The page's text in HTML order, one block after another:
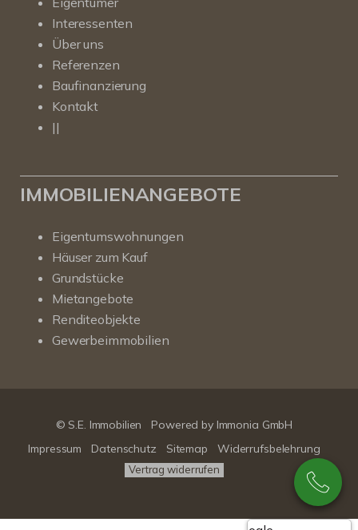
Interessenten
Über uns
Referenzen
Baufinanzierung
Kontakt
||
IMMOBILIENANGEBOTE
Eigentumswohnungen
Häuser zum Kauf
Grundstücke
Mietangebote
Renditeobjekte
Gewerbeimmobilien
© S.E. Immobilien Powered by Immonia GmbH
Impressum
Datenschutz Sitemap Widerrufsbelehrung
Vertrag widerrufen